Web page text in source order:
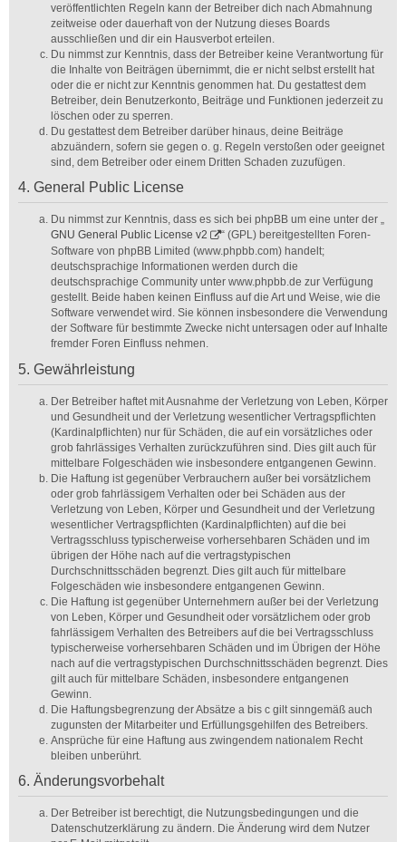
veröffentlichten Regeln kann der Betreiber dich nach Abmahnung
zeitweise oder dauerhaft von der Nutzung dieses Boards
ausschließen und dir ein Hausverbot erteilen.
Du nimmst zur Kenntnis, dass der Betreiber keine Verantwortung für
die Inhalte von Beiträgen übernimmt, die er nicht selbst erstellt hat
oder die er nicht zur Kenntnis genommen hat. Du gestattest dem
Betreiber, dein Benutzerkonto, Beiträge und Funktionen jederzeit zu
löschen oder zu sperren.
Du gestattest dem Betreiber darüber hinaus, deine Beiträge
abzuändern, sofern sie gegen o. g. Regeln verstoßen oder geeignet
sind, dem Betreiber oder einem Dritten Schaden zuzufügen.
4. General Public License
Du nimmst zur Kenntnis, dass es sich bei phpBB um eine unter der „
GNU General Public License v2
“ (GPL) bereitgestellten Foren-
Software von phpBB Limited (www.phpbb.com) handelt;
deutschsprachige Informationen werden durch die
deutschsprachige Community unter www.phpbb.de zur Verfügung
gestellt. Beide haben keinen Einfluss auf die Art und Weise, wie die
Software verwendet wird. Sie können insbesondere die Verwendung
der Software für bestimmte Zwecke nicht untersagen oder auf Inhalte
fremder Foren Einfluss nehmen.
5. Gewährleistung
Der Betreiber haftet mit Ausnahme der Verletzung von Leben, Körper
und Gesundheit und der Verletzung wesentlicher Vertragspflichten
(Kardinalpflichten) nur für Schäden, die auf ein vorsätzliches oder
grob fahrlässiges Verhalten zurückzuführen sind. Dies gilt auch für
mittelbare Folgeschäden wie insbesondere entgangenen Gewinn.
Die Haftung ist gegenüber Verbrauchern außer bei vorsätzlichem
oder grob fahrlässigem Verhalten oder bei Schäden aus der
Verletzung von Leben, Körper und Gesundheit und der Verletzung
wesentlicher Vertragspflichten (Kardinalpflichten) auf die bei
Vertragsschluss typischerweise vorhersehbaren Schäden und im
übrigen der Höhe nach auf die vertragstypischen
Durchschnittsschäden begrenzt. Dies gilt auch für mittelbare
Folgeschäden wie insbesondere entgangenen Gewinn.
Die Haftung ist gegenüber Unternehmern außer bei der Verletzung
von Leben, Körper und Gesundheit oder vorsätzlichem oder grob
fahrlässigem Verhalten des Betreibers auf die bei Vertragsschluss
typischerweise vorhersehbaren Schäden und im Übrigen der Höhe
nach auf die vertragstypischen Durchschnittsschäden begrenzt. Dies
gilt auch für mittelbare Schäden, insbesondere entgangenen
Gewinn.
Die Haftungsbegrenzung der Absätze a bis c gilt sinngemäß auch
zugunsten der Mitarbeiter und Erfüllungsgehilfen des Betreibers.
Ansprüche für eine Haftung aus zwingendem nationalem Recht
bleiben unberührt.
6. Änderungsvorbehalt
Der Betreiber ist berechtigt, die Nutzungsbedingungen und die
Datenschutzerklärung zu ändern. Die Änderung wird dem Nutzer